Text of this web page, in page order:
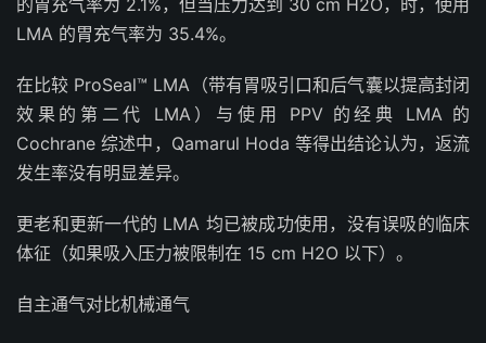
的胃充气率为 2.1%，但当压力达到 30 cm H2O，时，使用
LMA 的胃充气率为 35.4%。
在比较 ProSeal™ LMA（带有胃吸引口和后气囊以提高封闭
效果的第二代 LMA）与使用 PPV 的经典 LMA 的
Cochrane 综述中，Qamarul Hoda 等得出结论认为，返流
发生率没有明显差异。
更老和更新一代的 LMA 均已被成功使用，没有误吸的临床
体征（如果吸入压力被限制在 15 cm H2O 以下）。
自主通气对比机械通气